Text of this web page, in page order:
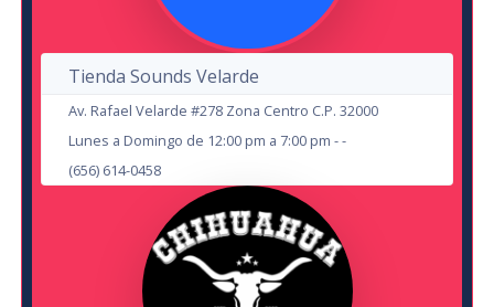
22
AUG
16
OCT
Tienda Sounds Velarde
Av. Rafael Velarde #278 Zona Centro C.P. 32000
Lunes a Domingo de 12:00 pm a 7:00 pm - -
(656) 614-0458